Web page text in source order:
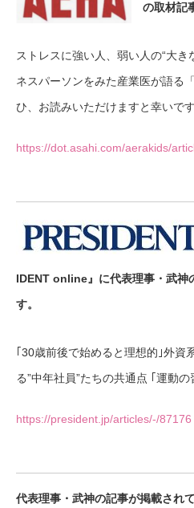
の取材記
ストレスに強い人、弱い人の“大
ネスパーソンをみた産業医が語る
ひ、お読みいただけますと幸いです
https://dot.asahi.com/aerakids/
IDENT online』に代表理事・武神
す。
｢30歳前後で始めると理想的｣外
る”中年社員”たちの共通点 ｢運動
https://president.jp/articles/-/87176
代表理事・武神の記事が掲載されて